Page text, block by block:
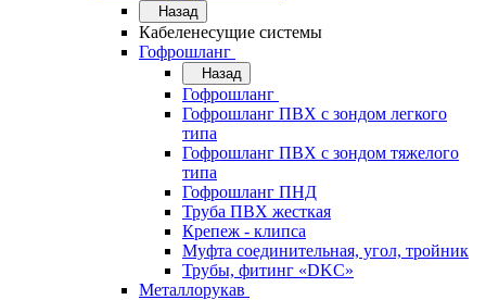
Назад
Кабеленесущие системы
Гофрошланг
Назад
Гофрошланг
Гофрошланг ПВХ с зондом легкого
типа
Гофрошланг ПВХ с зондом тяжелого
типа
Гофрошланг ПНД
Труба ПВХ жесткая
Крепеж - клипса
Муфта соединительная, угол, тройник
Трубы, фитинг «DKC»
Металлорукав